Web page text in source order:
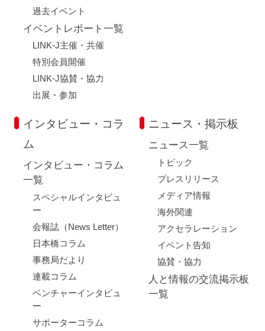
過去イベント
イベントレポート一覧
LINK-J主催・共催
特別会員開催
LINK-J協賛・協力
出展・参加
インタビュー・コラ
ム
インタビュー・コラム
一覧
スペシャルインタビュ
ー
会報誌（News Letter）
日本橋コラム
事務局だより
連載コラム
ベンチャーインタビュ
ー
サポーターコラム
ニュース・掲示板
ニュース一覧
トピック
プレスリリース
メディア情報
海外関連
アクセラレーション
イベント告知
協賛・協力
人と情報の交流掲示板
一覧